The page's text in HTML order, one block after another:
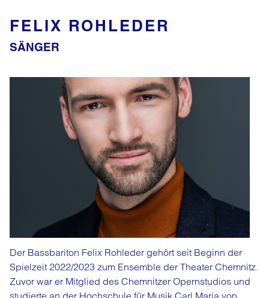
FELIX ROHLEDER
SÄNGER
Der Bassbariton Felix Rohleder gehört seit Beginn der
Spielzeit 2022/2023 zum Ensemble der Theater Chemnitz.
Zuvor war er Mitglied des Chemnitzer Opernstudios und